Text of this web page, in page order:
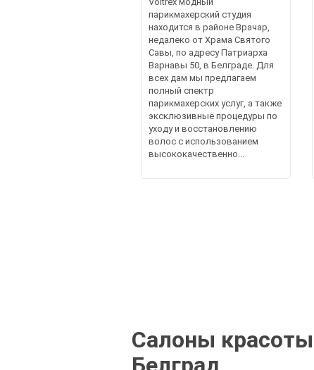
парикмахерский студия
находится в районе Врачар,
недалеко от Храма Святого
Савы, по адресу Патриарха
Варнавы 50, в Белграде. Для
всех дам мы предлагаем
полный спектр
парикмахерских услуг, а также
эксклюзивные процедуры по
уходу и восстановлению
волос с использованием
высококачественно...
Салоны красоты